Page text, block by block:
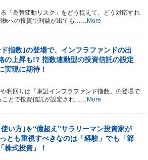
「為替変動リスク」をどう捉えて、どう対応すれ
株への投資で利益が出ても…… More
ド指数｣の登場で、インフラファンドの出
の上昇も!? 指数連動型の投資信託の設定
実現に期待！
利回りは「東証インフラファンド指数」の登場で
ことで投資信託が設定され…… More
い方｣を“億超え”サラリーマン投資家が
とも重視すべきなのは「経験」でも「節
株式投資」！